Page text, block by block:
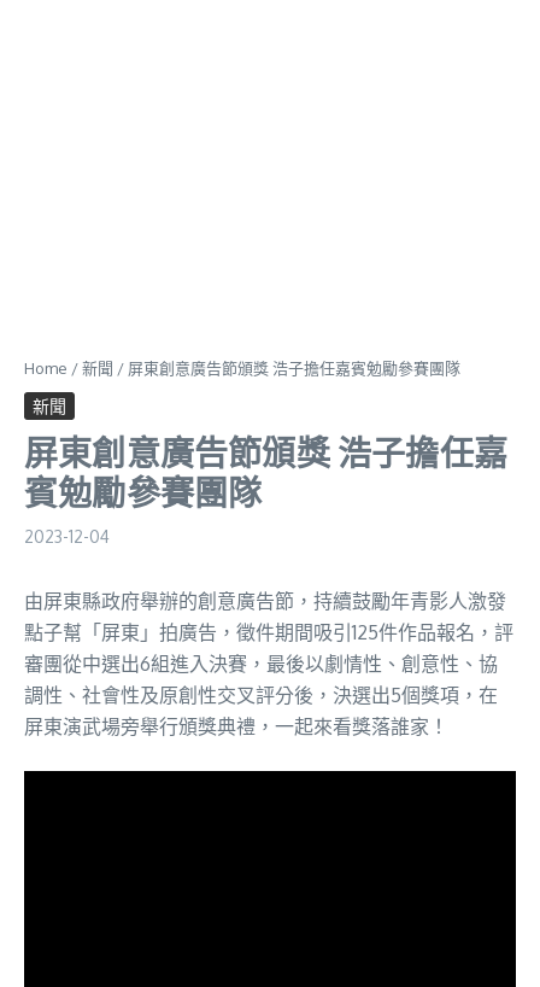
Home /新聞 / 屏東創意廣告節頒獎 浩子擔任嘉賓勉勵參賽團隊
新聞
屏東創意廣告節頒獎 浩子擔任嘉
賓勉勵參賽團隊
2023-12-04
由屏東縣政府舉辦的創意廣告節，持續鼓勵年青影人激發
點子幫「屏東」拍廣告，徵件期間吸引125件作品報名，評
審團從中選出6組進入決賽，最後以劇情性、創意性、協
調性、社會性及原創性交叉評分後，決選出5個獎項，在
屏東演武場旁舉行頒獎典禮，一起來看獎落誰家！